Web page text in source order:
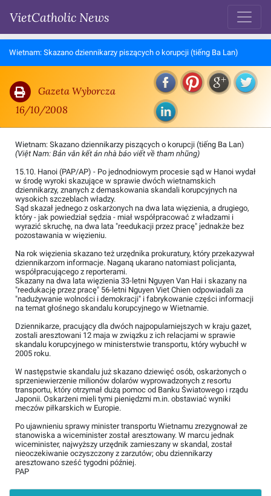
VietCatholic News
Wietnam: Skazano dziennikarzy piszących o korupcji (tiếng Ba Lan)
Gazeta Wyborcza
16/10/2008
Wietnam: Skazano dziennikarzy piszących o korupcji (tiếng Ba Lan)
(Việt Nam: Bản văn kết án nhà báo viết về tham nhũng)
15.10. Hanoi (PAP/AP) - Po jednodniowym procesie sąd w Hanoi wydał
w środę wyroki skazujące w sprawie dwóch wietnamskich
dziennikarzy, znanych z demaskowania skandali korupcyjnych na
wysokich szczeblach władzy.
Sąd skazał jednego z oskarżonych na dwa lata więzienia, a drugiego,
który - jak powiedział sędzia - miał współpracować z władzami i
wyrazić skruchę, na dwa lata "reedukacji przez pracę" jednakże bez
pozostawania w więzieniu.
Na rok więzienia skazano też urzędnika prokuratury, który przekazywał
dziennikarzom informacje. Naganą ukarano natomiast policjanta,
współpracującego z reporterami.
Skazany na dwa lata więzienia 33-letni Nguyen Van Hai i skazany na
"reedukację przez pracę" 56-letni Nguyen Viet Chien odpowiadali za
"nadużywanie wolności i demokracji" i fabrykowanie części informacji
na temat głośnego skandalu korupcyjnego w Wietnamie.
Dziennikarze, pracujący dla dwóch najpopularniejszych w kraju gazet,
zostali aresztowani 12 maja w związku z ich relacjami w sprawie
skandalu korupcyjnego w ministerstwie transportu, który wybuchł w
2005 roku.
W następstwie skandalu już skazano dziewięć osób, oskarżonych o
sprzeniewierzenie milionów dolarów wyprowadzonych z resortu
transportu, który otrzymał dużą pomoc od Banku Światowego i rządu
Japonii. Oskarżeni mieli tymi pieniędzmi m.in. obstawiać wyniki
meczów piłkarskich w Europie.
Po ujawnieniu sprawy minister transportu Wietnamu zrezygnował ze
stanowiska a wiceminister został aresztowany. W marcu jednak
wiceminister, najwyższy urzędnik zamieszany w skandal, został
nieoczekiwanie oczyszczony z zarzutów; obu dziennikarzy
aresztowano sześć tygodni później.
PAP